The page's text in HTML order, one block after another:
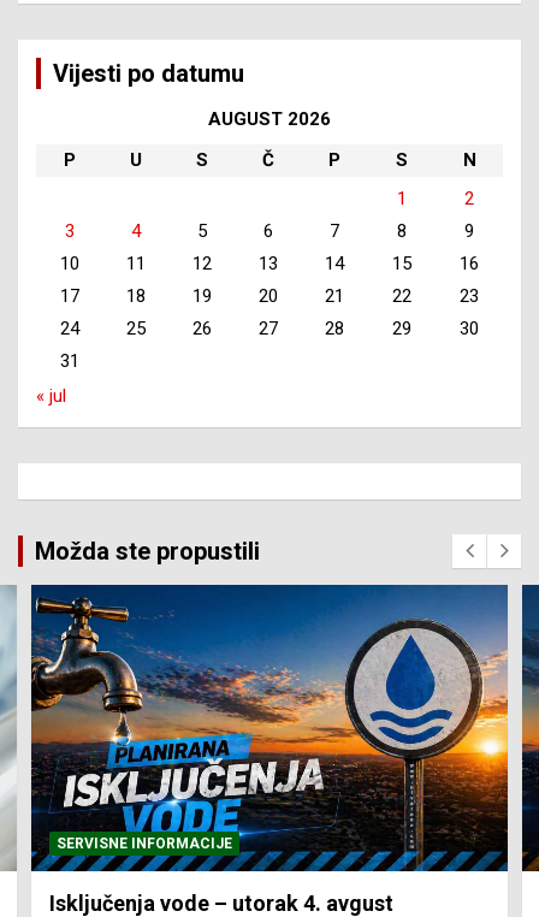
Vijesti po datumu
AUGUST 2026
P
U S Č P S
N
1
2
3
4 5 6 7 8
9
10
11 12 13 14 15
16
17
18 19 20 21 22
23
24
25 26 27 28 29
30
31
« jul
Možda ste propustili
SERVISNE INFORMACIJE
Isključenja vode – utorak 4. avgust